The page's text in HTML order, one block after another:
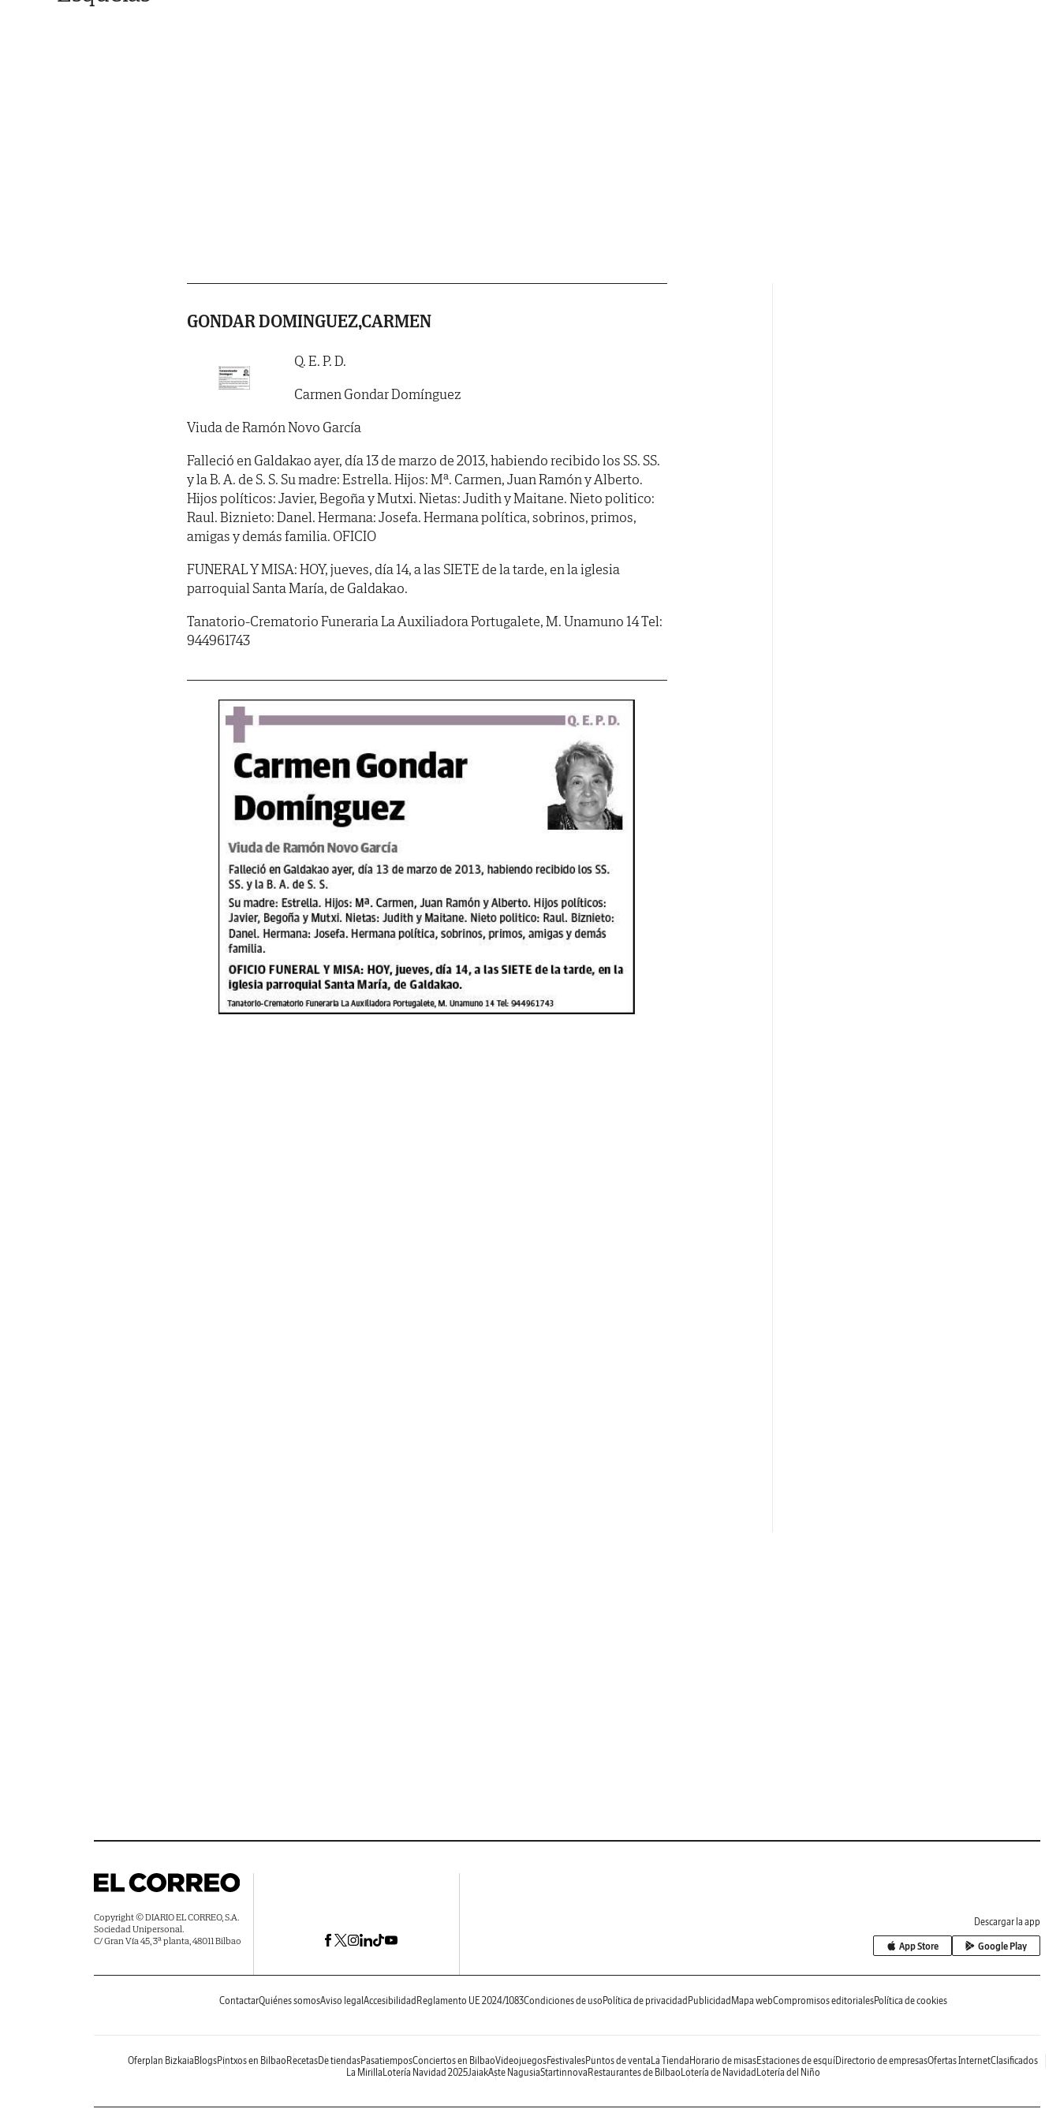
GONDAR DOMINGUEZ,CARMEN
Q. E. P. D.
Carmen Gondar Domínguez
Viuda de Ramón Novo García
Falleció en Galdakao ayer, día 13 de marzo de 2013, habiendo recibido los SS. SS.
y la B. A. de S. S. Su madre: Estrella. Hijos: Mª. Carmen, Juan Ramón y Alberto.
Hijos políticos: Javier, Begoña y Mutxi. Nietas: Judith y Maitane. Nieto politico:
Raul. Biznieto: Danel. Hermana: Josefa. Hermana política, sobrinos, primos,
amigas y demás familia. OFICIO
FUNERAL Y MISA: HOY, jueves, día 14, a las SIETE de la tarde, en la iglesia
parroquial Santa María, de Galdakao.
Tanatorio-Crematorio Funeraria La Auxiliadora Portugalete, M. Unamuno 14 Tel:
944961743
Copyright © DIARIO EL CORREO, S.A.
Sociedad Unipersonal.
C/ Gran Vía 45, 3ª planta, 48011 Bilbao
Descargar la app
App Store Google Play
ContactarQuiénes somosAviso legal Accesibilidad Reglamento UE 2024/1083Condiciones de uso Política de privacidad Publicidad Mapa webCompromisos editorialesPolítica de cookies
Oferplan Bizkaia BlogsPintxos en Bilbao RecetasDe tiendasPasatiemposConciertos en BilbaoVideojuegosFestivalesPuntos de venta La Tienda Horario de misasEstaciones de esquíDirectorio de empresasOfertas InternetClasificados
La Mirilla Lotería Navidad 2025JaiakAste NagusiaStartinnova Restaurantes de Bilbao Lotería de Navidad Lotería del Niño